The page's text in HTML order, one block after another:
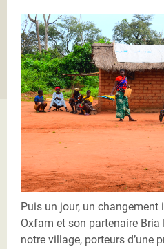
DSC_0131.JPG
Puis un jour, un changement
Oxfam et son partenaire
notre village, porteurs d’une